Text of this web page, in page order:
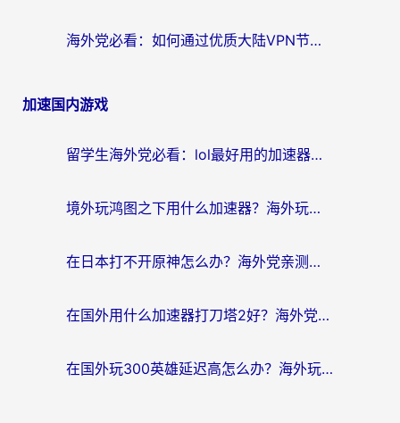
海外党必看：如何通过优质大陆VPN节点无缝访问国内资源？
加速国内游戏
留学生海外党必看：lol最好用的加速器怎么选？附一梦江湖、神鬼传奇加速攻略
境外玩鸿图之下用什么加速器？海外玩家必看的国服游戏加速全攻略
在日本打不开原神怎么办？海外党亲测有效的国服游戏加速指南
在国外用什么加速器打刀塔2好？海外党国服游戏加速避坑指南
在国外玩300英雄延迟高怎么办？海外玩家亲测有效的加速器选择指南